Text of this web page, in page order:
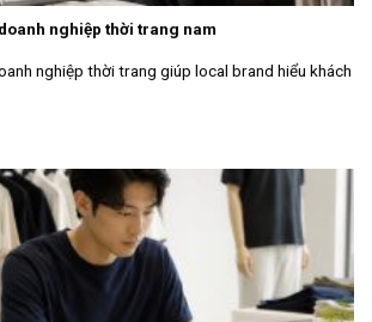
nghiệp thời trang nam
nghiệp thời trang giúp local brand hiểu khách